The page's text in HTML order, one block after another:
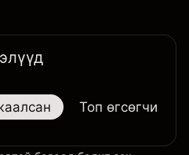
Топ өгсөгчид